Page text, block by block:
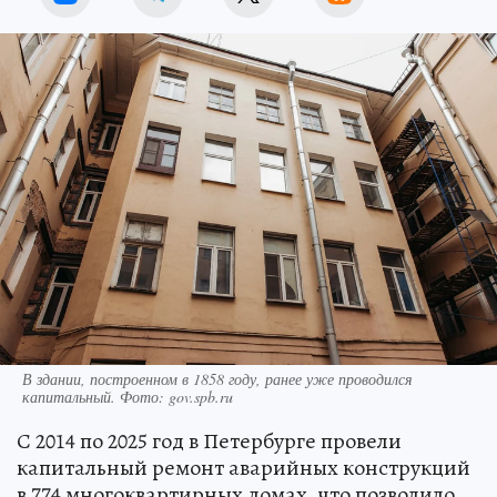
В здании, построенном в 1858 году, ранее уже проводился
капитальный. Фото: gov.spb.ru
С 2014 по 2025 год в Петербурге провели
капитальный ремонт аварийных конструкций